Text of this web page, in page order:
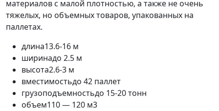
материалов с малой плотностью, а также не очень
тяжелых, но объемных товаров, упакованных на
паллетах.
длина13.6-16 м
ширинадо 2.5 м
высота2.6-3 м
вместимостьдо 42 паллет
грузоподъемностьдо 15-20 тонн
объем110 — 120 м3